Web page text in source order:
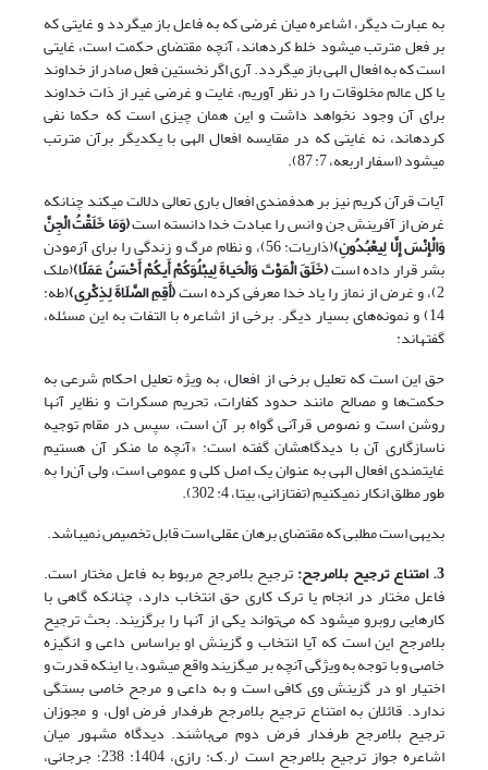
به عبارت دیگر، اشاعره میان غرضی که به فاعل باز می‎گردد و غایتی که
بر فعل مترتب می‎شود خلط کرده‎اند، آنچه مقتضای حکمت است، غایتی
است که به افعال الهی باز می‎گردد. آری اگر نخستین فعل صادر از خداوند
یا کل عالم مخلوقات را در نظر آوریم، غایت و غرضی غیر از ذات خداوند
برای آن وجود نخواهد داشت و این همان چیزی است که حکما نفی
کرده‎اند، نه غایتی که در مقایسه افعال الهی با یکدیگر برآن مترتب
می‎شود (اسفار اربعه، 7: 87).
آیات قرآن کریم نیز بر هدفمندی افعال باری تعالی دلالت می‏کند چنان‎که
غرض از آفرینش جن و انس را عبادت خدا دانسته است(وَمَا خَلَقْتُ الْجِنَّ
وَالْإِنْسَ إِلَّا لِیعْبُدُونِ) (ذاریات: 56)، و نظام مرگ و زندگی را برای آزمودن
بشر قرار داده است(خَلَقَ الْمَوْتَ وَالْحَیاةَ لِیبْلُوَکُمْ أَیکُمْ أَحْسَنُ عَمَلًا)(ملک
2)، و غرض از نماز را یاد خدا معرفی کرده است (َأَقِمِ الصَّلَاةَ لِذِکْرِی)(طه:
14) و نمونه‌های بسیار دیگر. برخی از اشاعره با التفات به این مسئله،
گفته‏اند:
حق این است که تعلیل برخی از افعال، به ویژه تعلیل احکام شرعی به
حکمت‌ها و مصالح مانند حدود کفارات، تحریم مسکرات و نظایر آن‎ها
روشن است و نصوص قرآنی گواه بر آن است، سپس در مقام توجیه
ناسازگاری آن با دیدگاهشان گفته است: «آنچه ما منکر آن هستیم
غایتمندی افعال الهی به عنوان یک اصل کلی و عمومی است، ولی آن‌را به
طور مطلق انکار نمی‎کنیم (تفتازانی، بی‏تا، 4: 302).
بدیهی است مطلبی که مقتضای برهان عقلی است قابل تخصیص نمی‎باشد.
3. امتناع ترجیح بلامرجح:
ترجیح بلامرجح مربوط به فاعل مختار است.
فاعل مختار در انجام یا ترک کاری حق انتخاب دارد، چنان‎که گاهی با
کارهایی روبرو می‎شود که می‌تواند یکی از آن‎ها را برگزیند. بحث ترجیح
بلامرجح این است که آیا انتخاب و گزینش او براساس داعی و انگیزه
خاصی و با توجه به ویژگی آنچه بر می‏گزیند واقع می‎شود، یا این‎که قدرت و
اختیار او در گزینش وی کافی است و به داعی و مرجح خاصی بستگی
ندارد. قائلان به امتناع ترجیح بلامرجح طرفدار فرض اول، و مجوزان
ترجیح بلامرجح طرفدار فرض دوم می‌باشند. دیدگاه مشهور میان
اشاعره جواز ترجیح بلامرجح است (ر.ک: رازی، 1404: 238؛ جرجانی،